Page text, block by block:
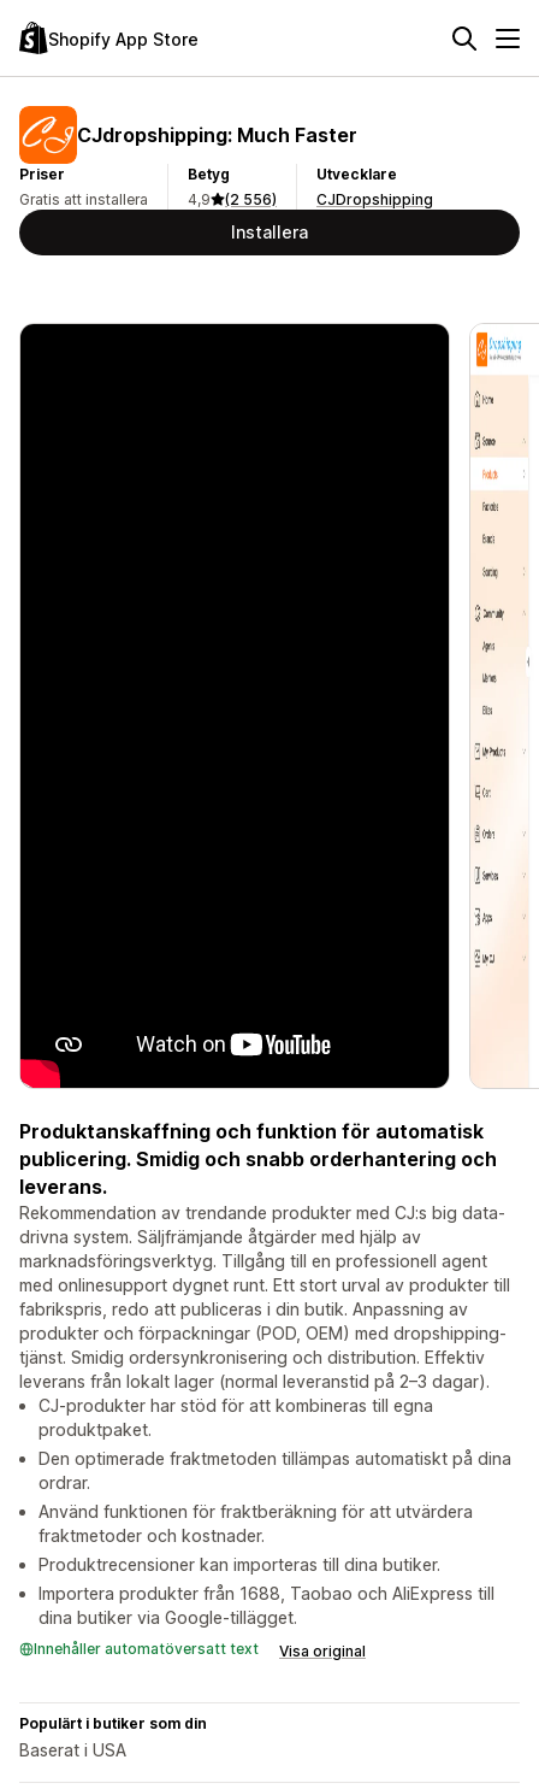
Shopify App Store
CJdropshipping: Much Faster
Priser
Gratis att installera
Betyg
4,9
(2 556)
Utvecklare
CJDropshipping
Installera
Produktanskaffning och funktion för automatisk
publicering. Smidig och snabb orderhantering och
leverans.
Rekommendation av trendande produkter med CJ:s big data-
drivna system. Säljfrämjande åtgärder med hjälp av
marknadsföringsverktyg. Tillgång till en professionell agent
med onlinesupport dygnet runt. Ett stort urval av produkter till
fabrikspris, redo att publiceras i din butik. Anpassning av
produkter och förpackningar (POD, OEM) med dropshipping-
tjänst. Smidig ordersynkronisering och distribution. Effektiv
leverans från lokalt lager (normal leveranstid på 2–3 dagar).
CJ-produkter har stöd för att kombineras till egna
produktpaket.
Den optimerade fraktmetoden tillämpas automatiskt på dina
ordrar.
Använd funktionen för fraktberäkning för att utvärdera
fraktmetoder och kostnader.
Produktrecensioner kan importeras till dina butiker.
Importera produkter från 1688, Taobao och AliExpress till
dina butiker via Google-tillägget.
Innehåller automatöversatt text Visa original
Populärt i butiker som din
Baserat i USA